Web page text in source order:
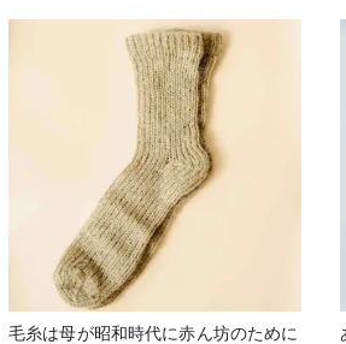
毛糸は母が昭和時代に赤ん坊のために